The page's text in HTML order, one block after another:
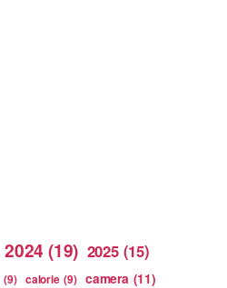
2024 (19) 2025 (15)
(9) calorie (9) camera (11)